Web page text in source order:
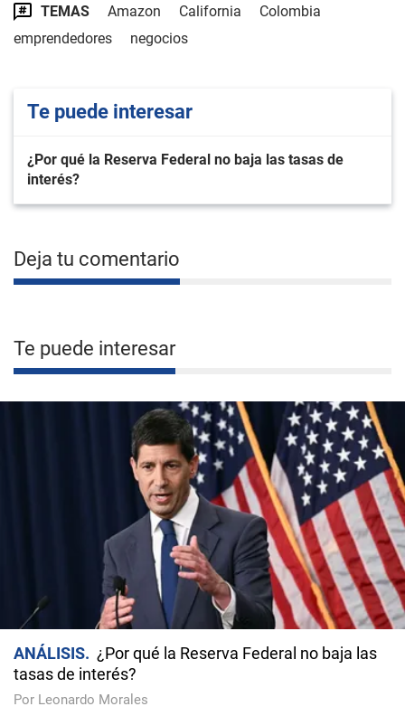
TEMAS Amazon California
Colombia
emprendedores
negocios
Te puede interesar
¿Por qué la Reserva Federal no baja las tasas de
interés?
Deja tu comentario
Te puede interesar
ANÁLISIS
¿Por qué la Reserva Federal no baja las
tasas de interés?
Por Leonardo Morales